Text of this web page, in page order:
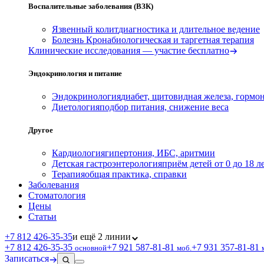
Воспалительные заболевания (ВЗК)
Язвенный колитдиагностика и длительное ведение
Болезнь Кронабиологическая и таргетная терапия
Клинические исследования — участие бесплатно
Эндокринология и питание
Эндокринологиядиабет, щитовидная железа,
Диетологияподбор питания, снижение веса
Другое
Кардиологиягипертония, ИБС, аритмии
Детская гастроэнтерологияприём детей от 0 до 18
Терапияобщая практика, справки
Заболевания
Стоматология
Цены
Статьи
+7 812 426‑35‑35и ещё 2 линии
+7 812 426‑35‑35 основной+7 921 587‑81‑81 моб.+7 931 357‑81‑81
Записаться